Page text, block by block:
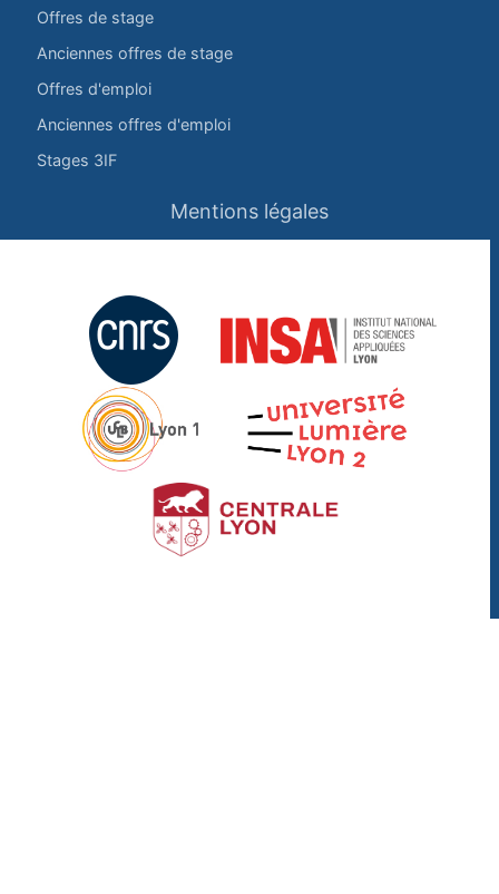
Offres de stage
Anciennes offres de stage
Offres d'emploi
Anciennes offres d'emploi
Stages 3IF
Mentions légales